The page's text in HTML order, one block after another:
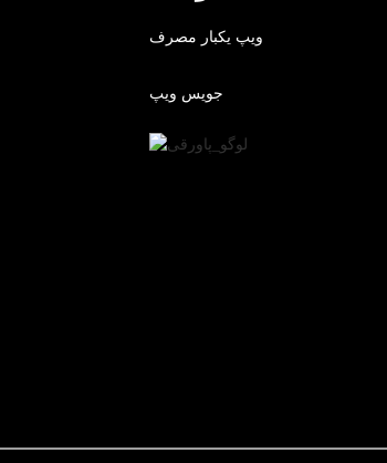
ویپ یکبار مصرف
جویس ویپ